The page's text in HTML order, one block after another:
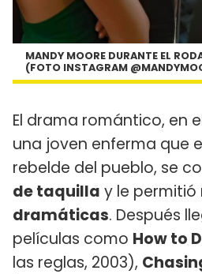
MANDY MOORE DURANTE EL
(FOTO INSTAGRAM
El drama romántico, en
una joven enferma que
rebelde del pueblo, se
de taquilla y le permitió
dramáticas. Después
películas como How to
las reglas, 2003),